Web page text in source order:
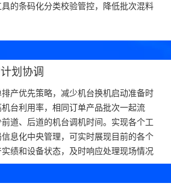
的条码化分类校验管控，降低批次混料
划协调
产优先策略，减少机台换机启动准备时
机台利用率，相同订单产品批次一起流
道、后道的机台调机时间。实现各个工
信息化中央管理，可实时展现目前的各个
实绩和设备状态，及时响应处理现场情况